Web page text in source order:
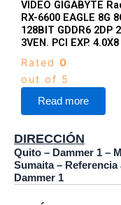
VIDEO GIGABYTE
RX-6600 EAGLE 8G
128BIT GDDR6 2DP
3VEN. PCI EXP. 4.0X8
Rated 0
out of 5
Read more
DIRECCIÓN
Quito – Dammer 1 –
Sumaita –
Dammer 1